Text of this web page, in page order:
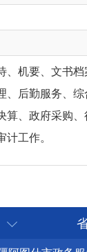
、机要、文书
、后勤服务、
、政府采购、
工作。